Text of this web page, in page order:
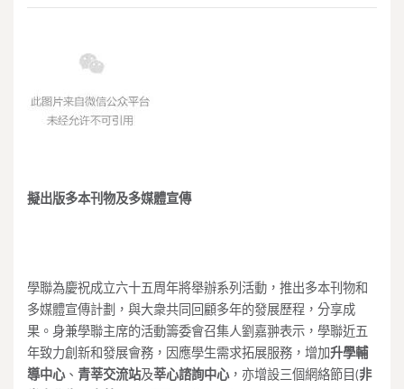
擬出版多本刊物及多媒體宣傳
學聯為慶祝成立六十五周年將舉辦系列活動，推出多本刊物和
多媒體宣傳計劃，與大衆共同回顧多年的發展歷程，分享成
果。身兼學聯主席的活動籌委會召集人劉嘉翀表示，學聯近五
年致力創新和發展會務，因應學生需求拓展服務，增加升學輔
導中心、 青莘交流站及莘心諮詢中心，亦增設三個網絡節目(非